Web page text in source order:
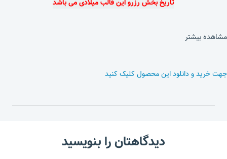
تاریخ بخش رزرو این قالب میلادی می باشد
مشاهده بیشتر
جهت خرید و دانلود این محصول کلیک کنید
دیدگاهتان را بنویسید